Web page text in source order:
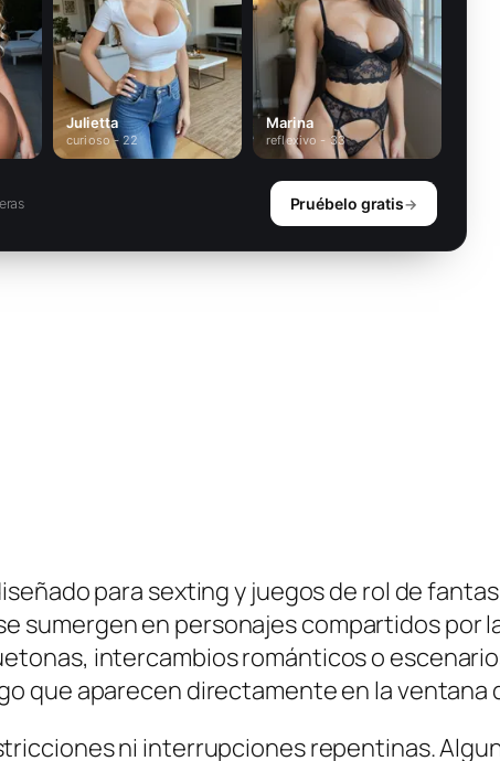
Julietta
curioso - 22
Marina
reflexivo - 33
Pruébelo gratis→
para sexting y juegos de rol de
sumergen en personajes compartidos por
intercambios románticos o
que aparecen directamente en la ventana
ni interrupciones repentinas.